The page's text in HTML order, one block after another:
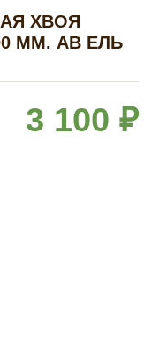
ХВОЯ
ММ. АВ ЕЛЬ
3 100 ₽